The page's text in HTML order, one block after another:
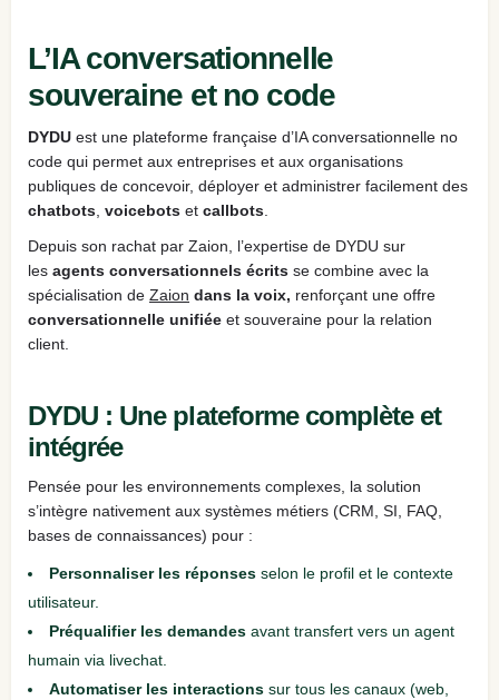
L’IA conversationnelle
souveraine et no code
DYDU est une plateforme française d’IA conversationnelle no
code qui permet aux entreprises et aux organisations
publiques de concevoir, déployer et administrer facilement des
chatbots voicebots et callbots
Depuis son rachat par Zaion, l’expertise de DYDU sur
les agents conversationnels écrits se combine avec la
spécialisation de Zaion dans la voix, renforçant une offre
conversationnelle unifiée et souveraine pour la relation
client.
DYDU : Une plateforme complète et
intégrée
Pensée pour les environnements complexes, la solution
s’intègre nativement aux systèmes métiers (CRM, SI, FAQ,
bases de connaissances) pour :
Personnaliser les réponses selon le profil et le contexte
utilisateur.
Préqualifier les demandes avant transfert vers un agent
humain via livechat.
Automatiser les interactions sur tous les canaux (web,